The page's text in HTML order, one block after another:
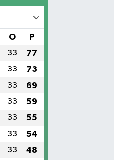
O P
33 77
33 73
33 69
33 59
33 55
33 54
33 48